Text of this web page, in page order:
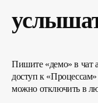
Пишите «демо» в чат
доступ к
можно отключить в